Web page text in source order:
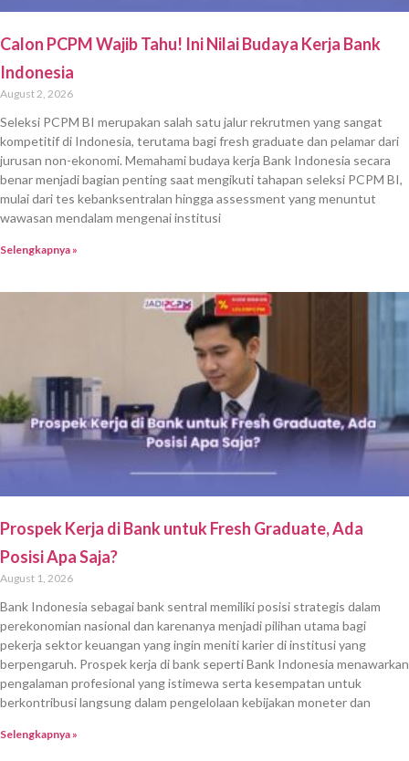
Calon PCPM Wajib Tahu! Ini Nilai Budaya Kerja Bank
Indonesia
August 2, 2026
Seleksi PCPM BI merupakan salah satu jalur rekrutmen yang sangat
kompetitif di Indonesia, terutama bagi fresh graduate dan pelamar dari
jurusan non-ekonomi. Memahami budaya kerja Bank Indonesia secara
benar menjadi bagian penting saat mengikuti tahapan seleksi PCPM BI,
mulai dari tes kebanksentralan hingga assessment yang menuntut
wawasan mendalam mengenai institusi
Selengkapnya »
Prospek Kerja di Bank untuk Fresh Graduate, Ada
Posisi Apa Saja?
August 1, 2026
Bank Indonesia sebagai bank sentral memiliki posisi strategis dalam
perekonomian nasional dan karenanya menjadi pilihan utama bagi
pekerja sektor keuangan yang ingin meniti karier di institusi yang
berpengaruh. Prospek kerja di bank seperti Bank Indonesia menawarkan
pengalaman profesional yang istimewa serta kesempatan untuk
berkontribusi langsung dalam pengelolaan kebijakan moneter dan
Selengkapnya »